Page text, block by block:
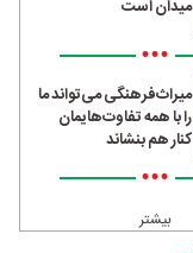
میدان است
•••
میراث‌فرهنگی می‌تواند ما
را با همه تفاوت‌هایمان
کنار هم بنشاند
•••
بیشتر